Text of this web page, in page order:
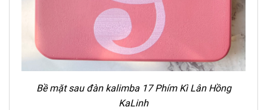
Bề mặt sau đàn kalimba 17 Phím Kì Lân Hồng
KaLinh